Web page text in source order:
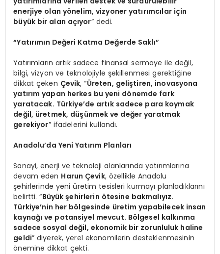
enerjiye olan yönelim, vizyoner yatırımcılar için
büyük bir alan açıyor” dedi.
“Yatırımın Değeri Katma Değerde Saklı”
Yatırımların artık sadece finansal sermaye ile değil,
bilgi, vizyon ve teknolojiyle şekillenmesi gerektiğine
dikkat çeken Çevik, “Üreten, geliştiren, inovasyona
yatırım yapan herkes bu yeni dönemde fark
yaratacak. Türkiye’de artık sadece para koymak
değil, üretmek, düşünmek ve değer yaratmak
gerekiyor” ifadelerini kullandı.
Anadolu’da Yeni Yatırım Planları
Sanayi, enerji ve teknoloji alanlarında yatırımlarına
devam eden Harun Çevik, özellikle Anadolu
şehirlerinde yeni üretim tesisleri kurmayı planladıklarını
belirtti. “Büyük şehirlerin ötesine bakmalıyız.
Türkiye’nin her bölgesinde üretim yapabilecek insan
kaynağı ve potansiyel mevcut. Bölgesel kalkınma
sadece sosyal değil, ekonomik bir zorunluluk haline
geldi” diyerek, yerel ekonomilerin desteklenmesinin
önemine dikkat çekti.